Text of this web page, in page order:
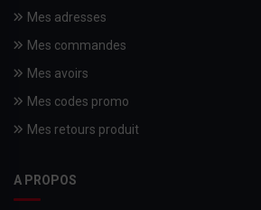
Mes adresses
Mes commandes
Mes avoirs
Mes codes promo
Mes retours produit
A PROPOS